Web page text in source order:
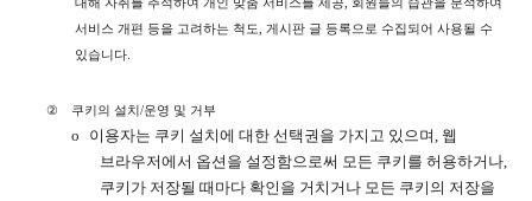
서비스 개편 등을 고려하는 척도
게시판 글 등록으로 수집되어 사용될 수
있습니다
② 쿠키의 설치/운영 및 거부
o 이용자는 쿠키 설치에 대한 선택권을 가지고 있으며 웹
브라우저에서 옵션을 설정함으로써 모든 쿠키를 허용하거나
쿠키가 저장될 때마다 확인을 거치거나 모든 쿠키의 저장을